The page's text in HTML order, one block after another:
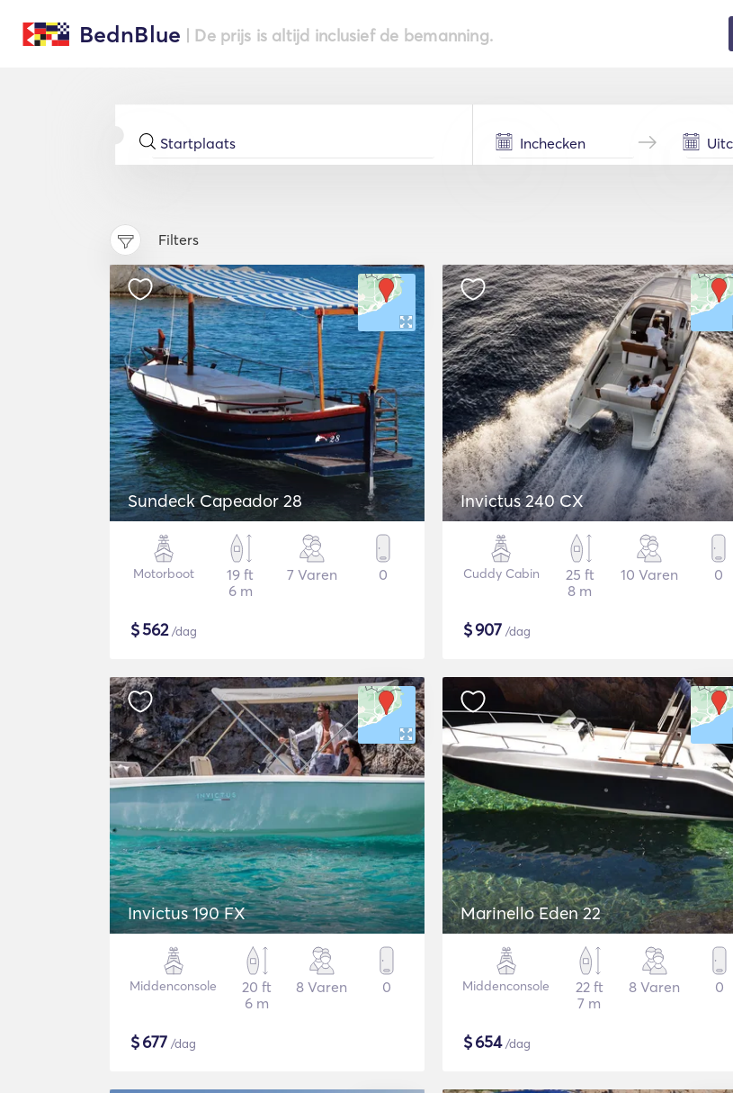
BednBlue | De prijs is altijd inclusief de bemanning.
Filters
Sundeck Capeador 28
Motorboot
19 ft
6 m
7 Varen 0
$562/dag
Invictus 240 CX
Cuddy Cabin
25 ft
8 m
10 Varen 0
$907 /dag
Invictus 190 FX
Middenconsole
20 ft
6 m
8 Varen 0
$677 /dag
Marinello Eden 22
Middenconsole
22 ft
7 m
8 Varen 0
$654/dag